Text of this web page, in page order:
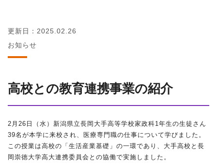
証明書発行手続き
同窓会
お問い合わせ
資料請求
更新日：2025.02.26
お知らせ
高校との教育連携事業の紹介
2月26日（水）新潟県立長岡大手高等学校家政科1年生の生徒さん
39名が本学に来校され、医療専門職の仕事について学びました。
この授業は高校の「生活産業基礎」の一環であり、大手高校と長
岡崇徳大学高大連携委員会との協働で実施しました。